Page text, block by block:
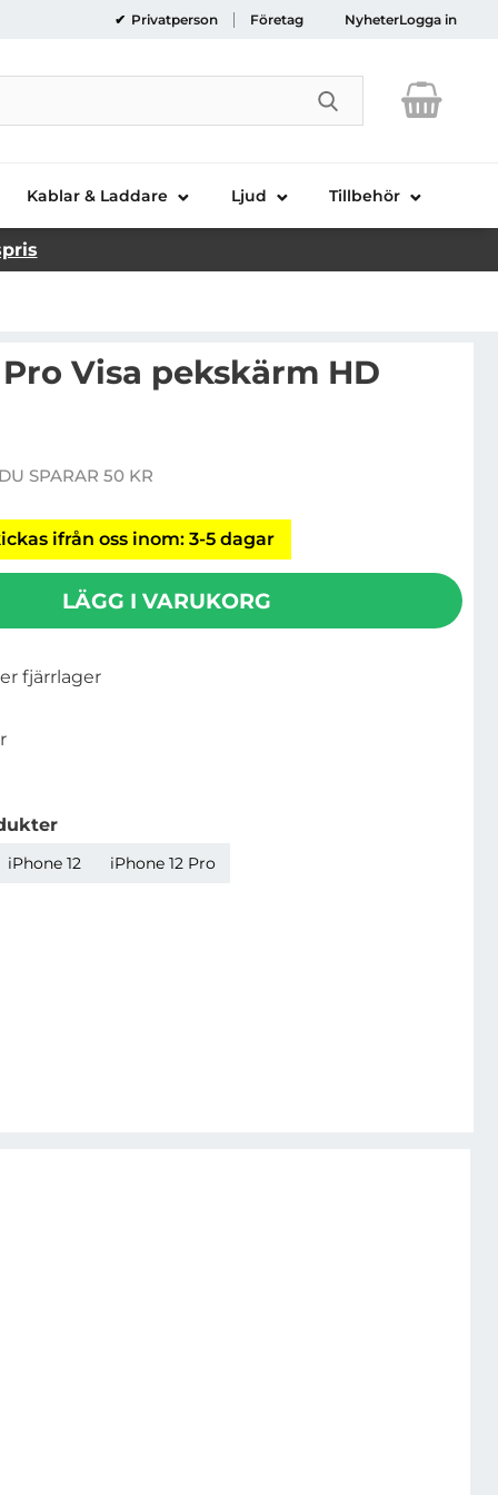
Privatperson Företag NyheterLogga in
Genomför
Kablar & Laddare Ljud Tillbehör
Pro Visa pekskärm HD
pris
DU SPARAR 50 KR
ifrån oss inom: 3-5 dagar
LÄGG I VARUKORG
fjärrlager
iPhone 12 iPhone 12 Pro